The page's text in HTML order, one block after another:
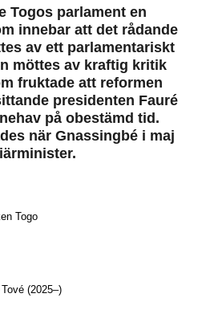
Togos parlament en
innebar att det rådande
av ett parlamentariskt
möttes av kraftig kritik
fruktade att reformen
presidenten Fauré
på obestämd tid.
när Gnassingbé i maj
Togo
(2025–)